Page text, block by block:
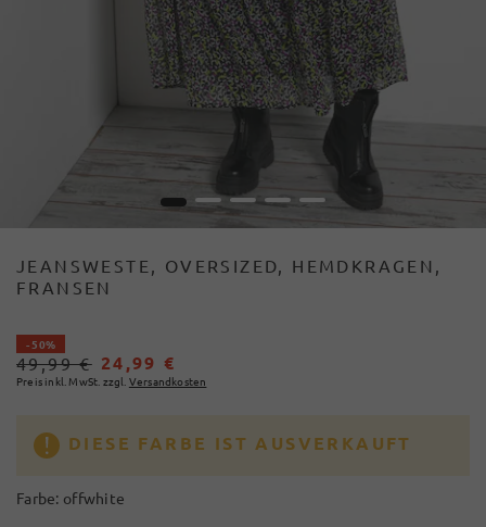
1 2 3 4 5
JEANSWESTE, OVERSIZED, HEMDKRAGEN,
FRANSEN
- 50%
49,99 € 24,99 €
Preis inkl. MwSt. zzgl. Versandkosten
DIESE FARBE IST AUSVERKAUFT
Farbe: offwhite